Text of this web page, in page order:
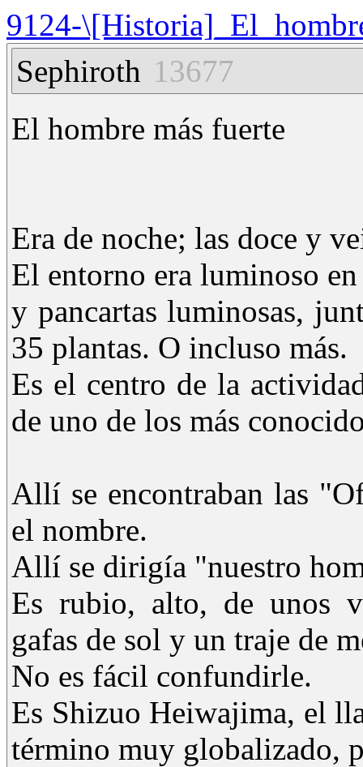
9124-
Sephiroth 13677
El hombre más fuerte
Era de noche; las doce y
El entorno era luminoso
y pancartas luminosas,
35 plantas. O incluso más.
Es el centro de la
de uno de los más
Allí se encontraban las
el nombre.
Allí se dirigía "nuestro
Es rubio, alto, de unos
gafas de sol y un traje de
No es fácil confundirle.
Es Shizuo Heiwajima, el
término muy globalizado,